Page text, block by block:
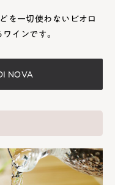
を一切使わないビオロ
インです。
NOVA